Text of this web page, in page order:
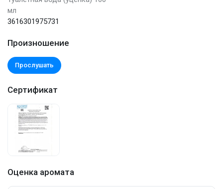
мл
3616301975731
Произношение
Прослушать
Сертификат
Оценка аромата